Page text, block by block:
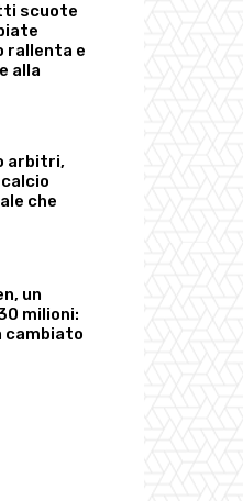
scuote
rallenta e
alla
arbitri,
che
un
milioni:
cambiato